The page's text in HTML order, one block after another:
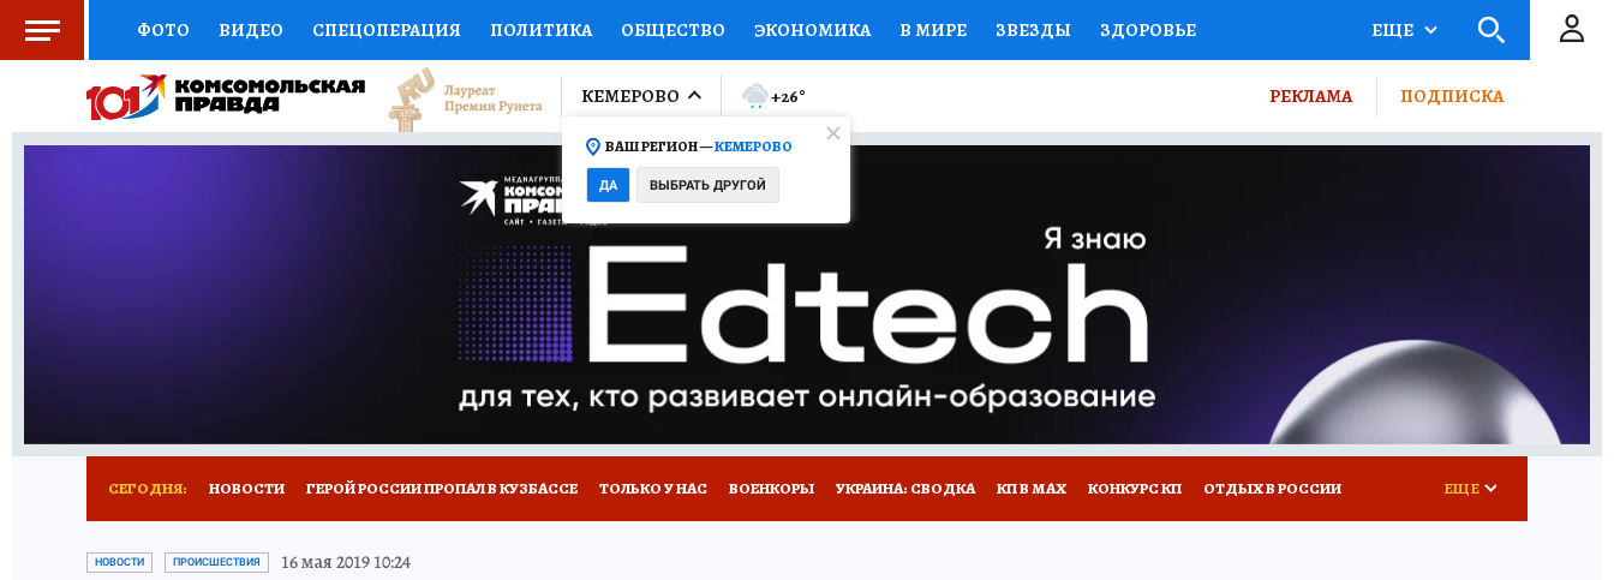
ФОТО ВИДЕО СПЕЦОПЕРАЦИЯ ПОЛИТИКА ОБЩЕСТВО ЭКОНОМИКА В МИРЕ ЗВЕЗДЫ ЗДОРОВЬЕ
СОЦПОДДЕРЖКА НАУКА СПОРТ КОЛУМНИСТЫ ПРОИСШЕСТВИЯ
ВЫБОР ЭКСПЕРТОВ ДОКТОР ФИНАНСЫ ОТКРЫВАЕМ МИР Я ЗНАЮ СЕМЬЯ ЖЕНСКИЕ СЕКРЕТЫ ПУТЕВОДИТЕЛЬ
ПРОГНОЗЫ НА СПОРТ ПРОМОКОДЫ СЕРИАЛЫ
ТЕЛЕВИЗОР КОНКУРСЫ РАБОТА У НАС ГИД ПОТРЕБИТЕЛЯ
НОВОЕ НА САЙТЕ
ЕЩЕ
КЕМЕРОВО
ВАШ РЕГИОН —КЕМЕРОВО
ДА ВЫБРАТЬ ДРУГОЙ
+26° РЕКЛАМА ПОДПИСКА
СЕГОДНЯ: НОВОСТИ ГЕРОЙ РОССИИ ПРОПАЛ В КУЗБАССЕ ТОЛЬКО У НАС ВОЕНКОРЫ УКРАИНА: СВОДКА КП В МАХ КОНКУРС КП ОТДЫХ В РОССИИ
ЗАПОВЕДНАЯ РОССИЯ ПРОИСШЕСТВИЯ
ЕЩЕ
НОВОСТИ ПРОИСШЕСТВИЯ 16 мая 2019 10:24